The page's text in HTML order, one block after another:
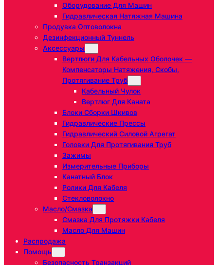
Оборудование Для Машин
Гидравлическая Натяжная Машина
Продувка Оптоволокна
Дезинфекционный Туннель
Аксессуары
Вертлюги Для Кабельных Оболочек —
Компенсаторы Натяжения, Скобы,
Протягивание Труб
Кабельный Чулок
Вертлюг Для Каната
Блоки Сборки Шкивов
Гидравлические Прессы
Гидравлический Силовой Агрегат
Головки Для Протягивания Труб
Зажимы
Измерительные Приборы
Канатный Блок
Ролики Для Кабеля
Стекловолокно
Масло/Смазка
Смазка Для Протяжки Кабеля
Масло Для Машин
Распродажа
Помощь
Безопасность Транзакций